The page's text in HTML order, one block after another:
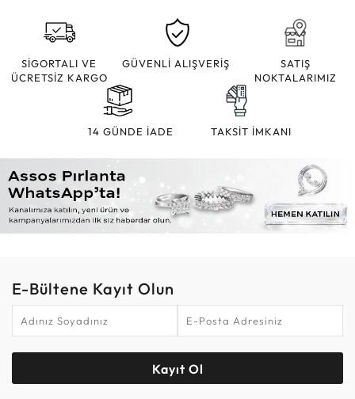
SİGORTALI VE
ÜCRETSİZ KARGO
GÜVENLİ ALIŞVERİŞ
SATIŞ
NOKTALARIMIZ
14 GÜNDE İADE TAKSİT İMKANI
E-Bültene Kayıt Olun
Kayıt Ol